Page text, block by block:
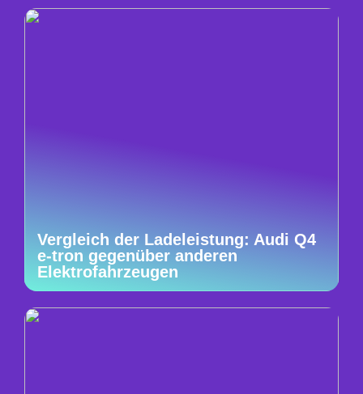
Vergleich der Ladeleistung: Audi Q4
e-tron gegenüber anderen
Elektrofahrzeugen